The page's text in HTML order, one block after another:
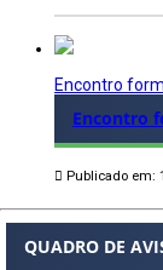
Encontro
Encontro
Publicado em:
QUADRO DE